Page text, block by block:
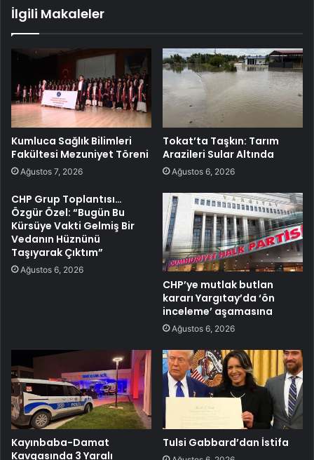
İlgili Makaleler
Kumluca Sağlık Bilimleri
Fakültesi Mezuniyet Töreni
Ağustos 7, 2026
Tokat’ta Taşkın: Tarım
Arazileri Sular Altında
Ağustos 6, 2026
CHP Grup Toplantısı…
Özgür Özel: “Bugün Bu
Kürsüye Vakti Gelmiş Bir
Vedanın Hüznünü
Taşıyarak Çıktım”
Ağustos 6, 2026
CHP’ye mutlak butlan
kararı Yargıtay’da ‘ön
inceleme’ aşamasına
Ağustos 6, 2026
Kayınbaba-Damat
Kavgasında 3 Yaralı
Tulsi Gabbard’dan İstifa